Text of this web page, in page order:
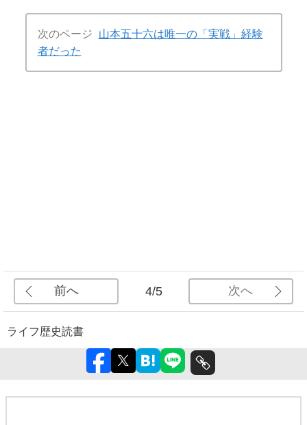
次のページ
山本五十六は唯一の「実戦」経験
者だった
前へ 4/5 次へ
ライフ歴史読書